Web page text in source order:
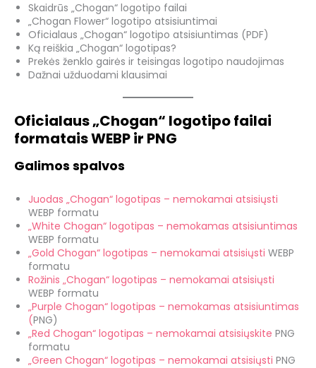
Skaidrūs „Chogan“ logotipo failai
„Chogan Flower“ logotipo atsisiuntimai
Oficialaus „Chogan“ logotipo atsisiuntimas (PDF)
Ką reiškia „Chogan“ logotipas?
Prekės ženklo gairės ir teisingas logotipo naudojimas
Dažnai užduodami klausimai
Oficialaus „Chogan“ logotipo failai
formatais WEBP ir PNG
Galimos spalvos
Juodas „Chogan“ logotipas – nemokamai atsisiųsti
WEBP formatu
„White Chogan“ logotipas – nemokamas atsisiuntimas
WEBP formatu
„Gold Chogan“ logotipas – nemokamai atsisiųsti WEBP
formatu
Rožinis „Chogan“ logotipas – nemokamai atsisiųsti
WEBP formatu
„Purple Chogan“ logotipas – nemokamas atsisiuntimas
(PNG)
„Red Chogan“ logotipas – nemokamai atsisiųskite PNG
formatu
„Green Chogan“ logotipas – nemokamai atsisiųsti PNG